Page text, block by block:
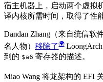
宿主机器上，启动两个虚拟
译内核所需时间，取得了性
Dandan Zhang（来自统信软
名人物） 移除了
到的 $a6 寄存器的描述。
Miao Wang 将龙架构的 EFI